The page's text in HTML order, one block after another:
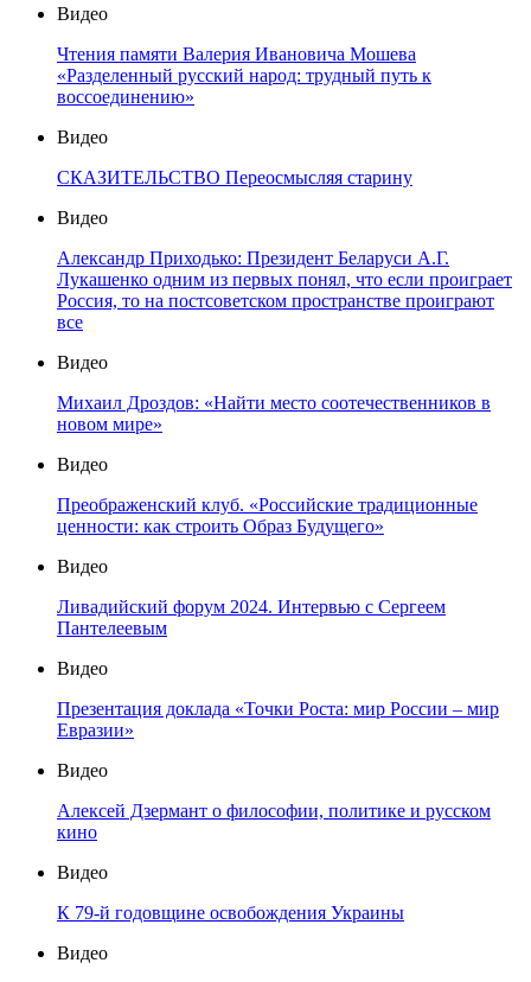
Видео
Чтения памяти Валерия Ивановича Мошева
«Разделенный русский народ: трудный путь к
воссоединению»
Видео
СКАЗИТЕЛЬСТВО Переосмысляя старину
Видео
Александр Приходько: Президент Беларуси А.Г.
Лукашенко одним из первых понял, что если проиграет
Россия, то на постсоветском пространстве проиграют
все
Видео
Михаил Дроздов: «Найти место соотечественников в
новом мире»
Видео
Преображенский клуб. «Российские традиционные
ценности: как строить Образ Будущего»
Видео
Ливадийский форум 2024. Интервью с Сергеем
Пантелеевым
Видео
Презентация доклада «Точки Роста: мир России – мир
Евразии»
Видео
Алексей Дзермант о философии, политике и русском
кино
Видео
К 79-й годовщине освобождения Украины
Видео